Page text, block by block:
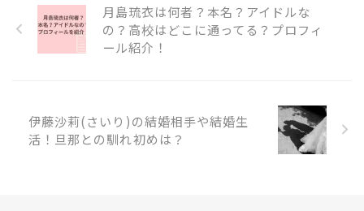
月島琉衣は何者？本名？アイドルな
の？高校はどこに通ってる？プロフィ
ール紹介！
伊藤沙莉(さいり)の結婚相手や結婚生
活！旦那との馴れ初めは？